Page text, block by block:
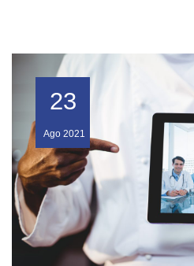
23
Ago 2021